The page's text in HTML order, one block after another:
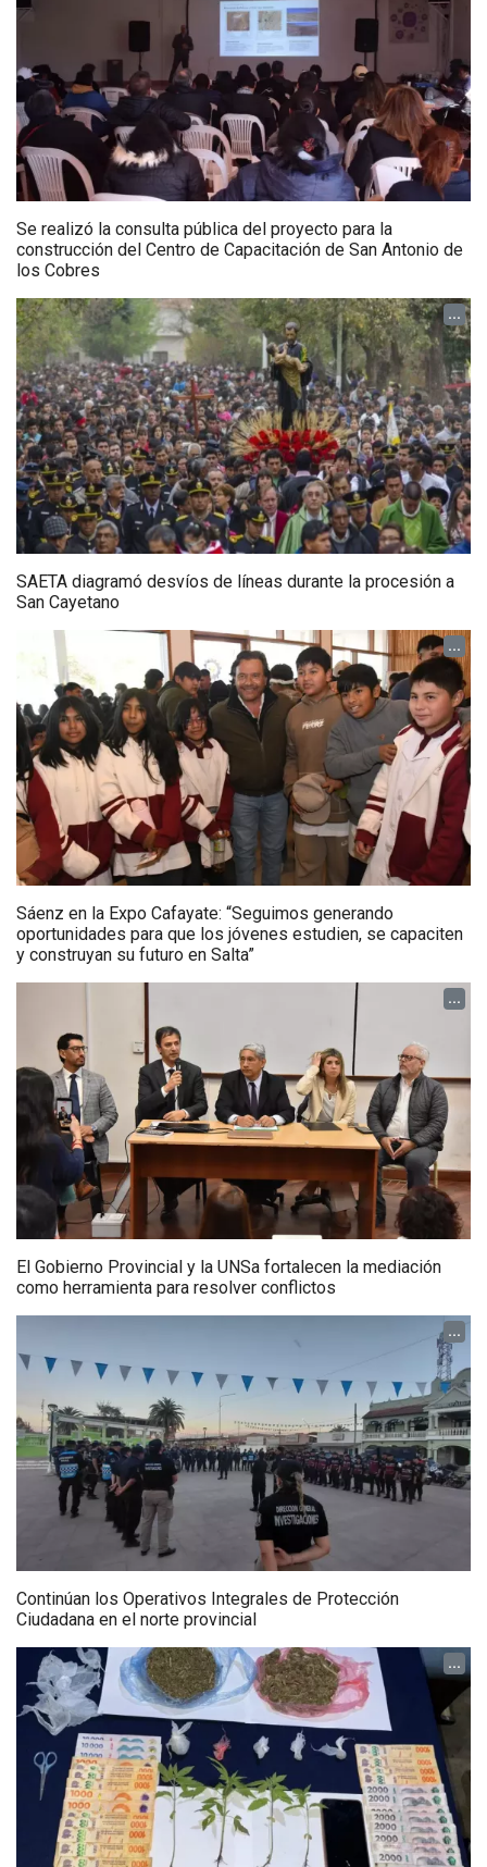
Se realizó la consulta pública del proyecto para la
construcción del Centro de Capacitación de San Antonio de
los Cobres
...
SAETA diagramó desvíos de líneas durante la procesión a
San Cayetano
...
Sáenz en la Expo Cafayate: “Seguimos generando
oportunidades para que los jóvenes estudien, se capaciten
y construyan su futuro en Salta”
...
El Gobierno Provincial y la UNSa fortalecen la mediación
como herramienta para resolver conflictos
...
Continúan los Operativos Integrales de Protección
Ciudadana en el norte provincial
...